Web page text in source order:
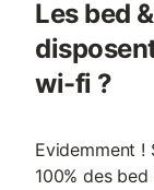
Les bed
wi-fi ?
Evidemment !
100% des